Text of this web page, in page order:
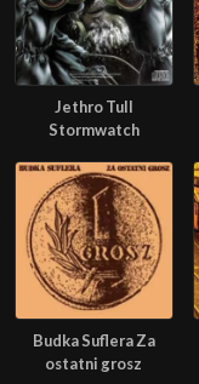
Jethro Tull
Stormwatch
Budka Suflera Za
ostatni grosz